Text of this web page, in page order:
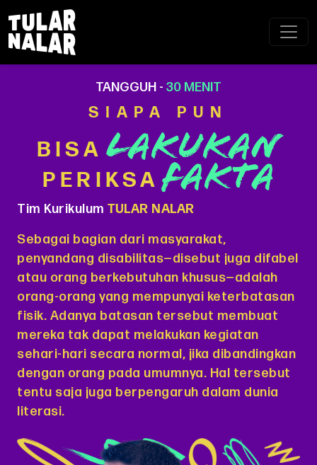
TANGGUH - 30 MENIT
SIAPA PUN
BISA LAKUKAN
PERIKSA FAKTA
Tim Kurikulum TULAR NALAR
Sebagai bagian dari masyarakat,
penyandang disabilitas—disebut juga difabel
atau orang berkebutuhan khusus—adalah
orang-orang yang mempunyai keterbatasan
fisik. Adanya batasan tersebut membuat
mereka tak dapat melakukan kegiatan
sehari-hari secara normal, jika dibandingkan
dengan orang pada umumnya. Hal tersebut
tentu saja juga berpengaruh dalam dunia
literasi.